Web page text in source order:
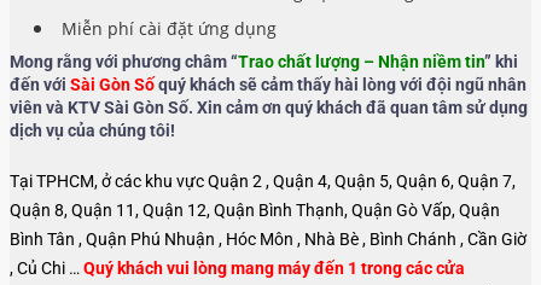
Miễn phí cài đặt ứng dụng
Mong rằng với phương châm “Trao chất lượng – Nhận niềm tin” khi
đến với Sài Gòn Sốquý khách sẽ cảm thấy hài lòng với đội ngũ nhân
viên và KTV Sài Gòn Số. Xin cảm ơn quý khách đã quan tâm sử dụng
dịch vụ của chúng tôi!
Tại TPHCM, ở các khu vực Quận 2 , Quận 4, Quận 5, Quận 6, Quận 7,
Quận 8, Quận 11, Quận 12, Quận Bình Thạnh, Quận Gò Vấp, Quận
Bình Tân , Quận Phú Nhuận , Hóc Môn , Nhà Bè , Bình Chánh , Cần Giờ
, Củ Chi … Quý khách vui lòng mang máy đến 1 trong các cửa